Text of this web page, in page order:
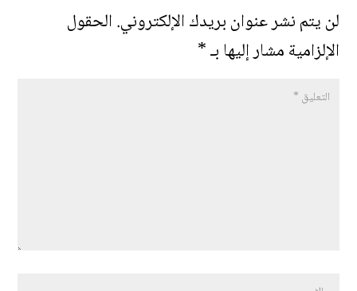
لن يتم نشر عنوان بريدك الإلكتروني.الحقول
الإلزامية مشار إليها بـ*